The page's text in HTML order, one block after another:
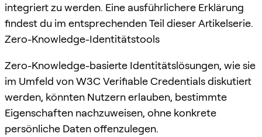
integriert zu werden. Eine ausführlichere Erklärung
findest du im entsprechenden Teil dieser Artikelserie.
Zero-Knowledge-Identitätstools
Zero-Knowledge-basierte Identitätslösungen, wie sie
im Umfeld von W3C Verifiable Credentials diskutiert
werden, könnten Nutzern erlauben, bestimmte
Eigenschaften nachzuweisen, ohne konkrete
persönliche Daten offenzulegen.